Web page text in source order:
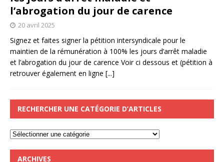
l’abrogation du jour de carence
20 avril 2025
Signez et faites signer la pétition intersyndicale pour le
maintien de la rémunération à 100% les jours d’arrêt maladie
et l’abrogation du jour de carence Voir ci dessous et (pétition à
retrouver également en ligne [...]
RECHERCHER UNE CATÉGORIE D’ARTICLES
ARCHIVES